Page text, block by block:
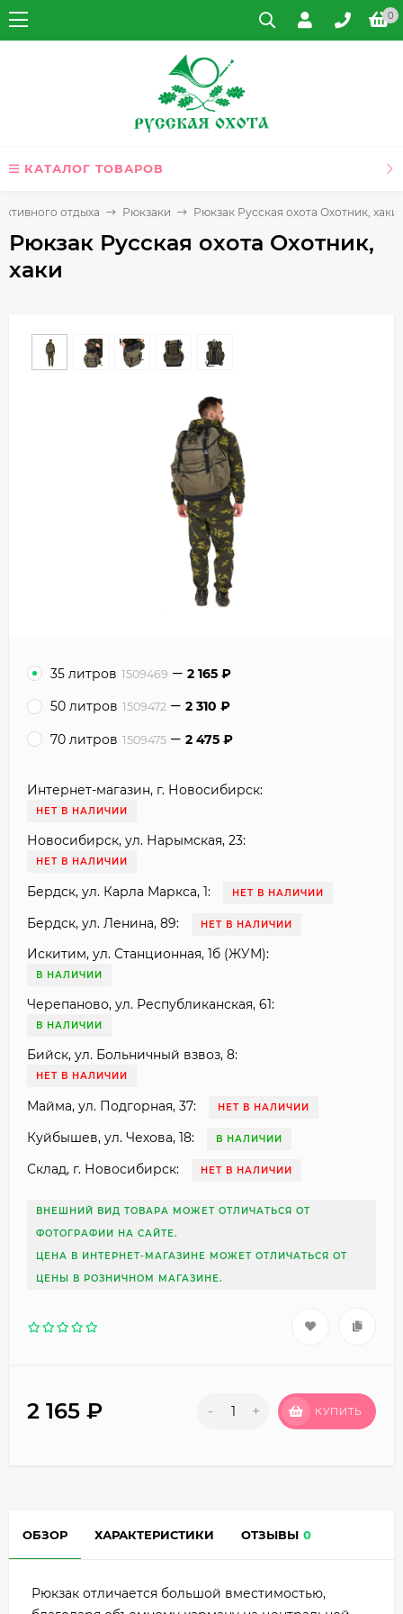
0
КАТАЛОГ ТОВАРОВ
отдыха Рюкзаки Рюкзак Русская охота Охотник, хаки
Рюкзак Русская охота Охотник,
хаки
35 литров 1509469 2 165 ₽
50 литров 1509472 2 310 ₽
70 литров 1509475 2 475 ₽
Интернет-магазин, г. Новосибирск:
НЕТ В НАЛИЧИИ
Новосибирск, ул. Нарымская, 23:
НЕТ В НАЛИЧИИ
Бердск, ул. Карла Маркса, 1: НЕТ В НАЛИЧИИ
Бердск, ул. Ленина, 89: НЕТ В НАЛИЧИИ
Искитим, ул. Станционная, 1б (ЖУМ):
В НАЛИЧИИ
Черепаново, ул. Республиканская, 61:
В НАЛИЧИИ
Бийск, ул. Больничный взвоз, 8:
НЕТ В НАЛИЧИИ
Майма, ул. Подгорная, 37: НЕТ В НАЛИЧИИ
Куйбышев, ул. Чехова, 18: В НАЛИЧИИ
Склад, г. Новосибирск: НЕТ В НАЛИЧИИ
ВНЕШНИЙ ВИД ТОВАРА МОЖЕТ ОТЛИЧАТЬСЯ ОТ
ФОТОГРАФИИ НА САЙТЕ.
ЦЕНА В ИНТЕРНЕТ-МАГАЗИНЕ МОЖЕТ ОТЛИЧАТЬСЯ ОТ
ЦЕНЫ В РОЗНИЧНОМ МАГАЗИНЕ.
2 165 ₽ - + КУПИТЬ
ОБЗОР ХАРАКТЕРИСТИКИ ОТЗЫВЫ 0
Рюкзак отличается большой вместимостью,